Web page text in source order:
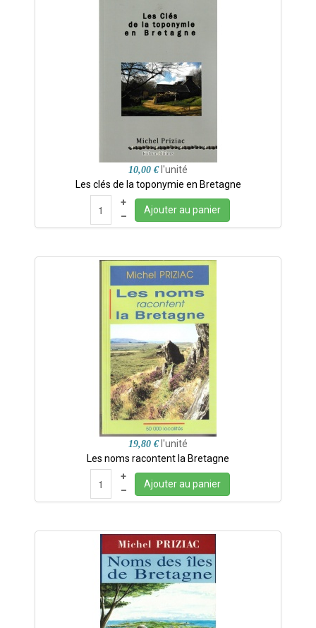
10,00 € l'unité
Les clés de la toponymie en Bretagne
+
–
Ajouter au panier
19,80 € l'unité
Les noms racontent la Bretagne
+
–
Ajouter au panier